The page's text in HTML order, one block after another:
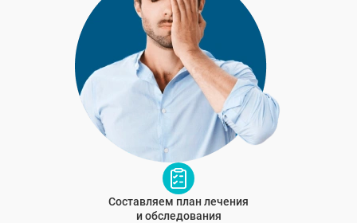
Составляем план лечения
и обследования